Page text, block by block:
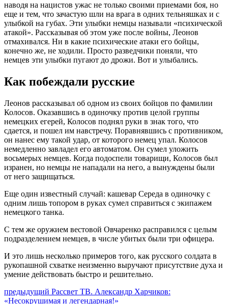
наводя на нацистов ужас не только своими приемами боя, но
еще и тем, что зачастую шли на врага в одних тельняшках и с
улыбкой на губах. Эти улыбки немцы называли «психической
атакой». Рассказывая об этом уже после войны, Леонов
отмахивался. Ни в какие психические атаки его бойцы,
конечно же, не ходили. Просто разведчики поняли, что
немцев эти улыбки пугают до дрожи. Вот и улыбались.
Как побеждали русские
Леонов рассказывал об одном из своих бойцов по фамилии
Колосов. Оказавшись в одиночку против целой группы
немецких егерей, Колосов поднял руки в знак того, что
сдается, и пошел им навстречу. Поравнявшись с противником,
он нанес ему такой удар, от которого немец упал. Колосов
немедленно завладел его автоматом. Он сумел уложить
восьмерых немцев. Когда подоспели товарищи, Колосов был
изранен, но немцы не нападали на него, а вынуждены были
от него защищаться.
Еще один известный случай: кашевар Середа в одиночку с
одним лишь топором в руках сумел справиться с экипажем
немецкого танка.
С тем же оружием вестовой Овчаренко расправился с целым
подразделением немцев, в числе убитых были три офицера.
И это лишь несколько примеров того, как русского солдата в
рукопашной схватке неизменно выручают присутствие духа и
умение действовать быстро и решительно.
Навигация
предыдущий Предыдущий
пост:
Рассвет ТВ. Александр Харчиков:
«Несокрушимая и легендарная!»